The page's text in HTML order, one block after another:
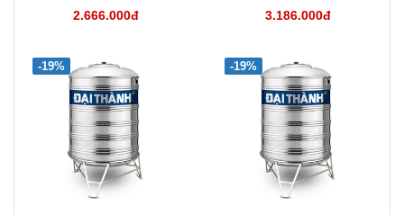
2.666.000đ
3.186.000đ
-19% -19%